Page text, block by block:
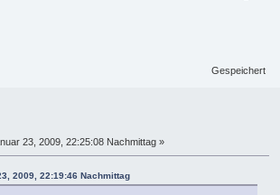
Gespeichert
23, 2009, 22:25:08 Nachmittag »
2009, 22:19:46 Nachmittag